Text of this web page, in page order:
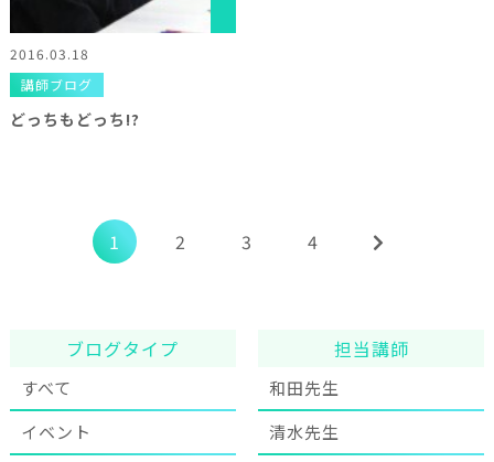
2016.03.18
講師ブログ
どっちもどっち!?
1 2 3 4
ブログタイプ
すべて
イベント
担当講師
和田先生
清水先生